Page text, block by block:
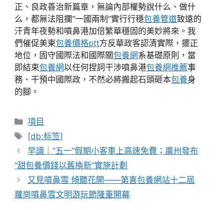
正、良政善治新篇章，無論內部權勢說什么、做什
么，都無法阻攔“一國兩制”實行行穩包養管道致遠的
汗青年夜勢和噴鼻港加倍繁華穩固的美妙將來。我
們催促美東包養價格ptt方反華政客認清實際，擺正
地位，固守國際法和國際關包養網系基礎原則，當
即結束包養網以任何捏詞干涉噴鼻港包養網推薦事
務、干預中國際政，不然必將搬起石頭砸本包養身
的腳。
分
類
項目
標
籤
[db:标签]
早讀｜“五一”假期小客車上高速免費；廣州發布
“甜包養價錢以舊換新”實施計劃
又見噴鼻雪 傾聽花開——第喜包養網站十二屆
蘿崗噴鼻雪文明游玩節隆重開幕